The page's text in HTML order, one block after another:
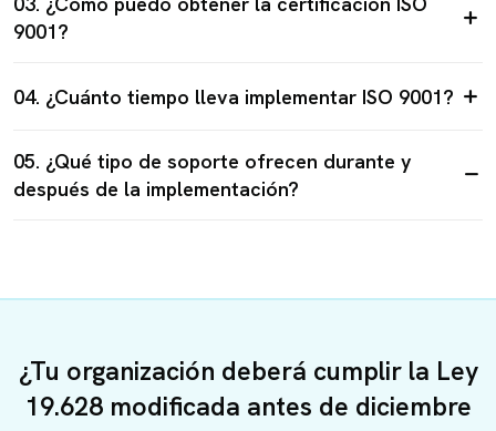
9001?
04. ¿Cuánto tiempo lleva implementar ISO 9001?
05. ¿Qué tipo de soporte ofrecen durante y
después de la implementación?
¿Tu organización deberá cumplir la Ley
19.628 modificada antes de diciembre